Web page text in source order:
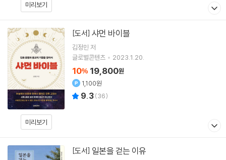
미리보기
미리보기
[도서] 샤먼 바이블
김정민 저
글로벌콘텐츠
2023.1.20.
10% 19,800원
1,100원
9.3(36)
[도서] 일본을 걷는 이유